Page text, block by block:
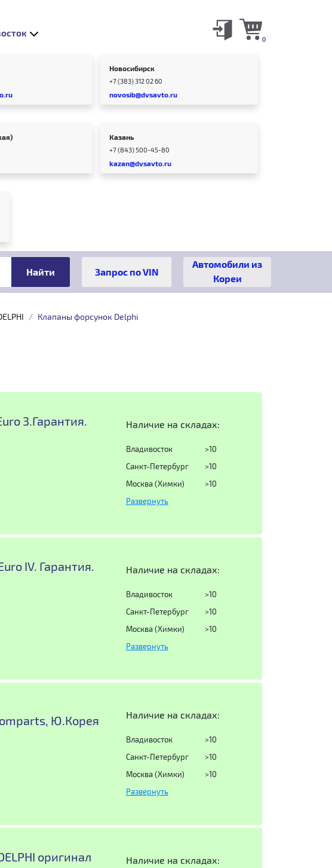
0
Новосибирск
+7 (383) 312 02 60
novosib@dvsavto.ru
Казань
+7 (843) 500-45-80
kazan@dvsavto.ru
Автомобили из
Кореи
Клапаны форсунок Delphi
3.Гарантия.
Наличие на складах:
Владивосток
>10
Санкт-Петербург
>10
Москва (Химки)
>10
Развернуть
IV. Гарантия.
Наличие на складах:
Владивосток
>10
Санкт-Петербург
>10
Москва (Химки)
>10
Развернуть
Ю.Корея Наличие на складах:
Владивосток
>10
Санкт-Петербург
>10
Москва (Химки)
>10
Развернуть
оригинал
Наличие на складах: